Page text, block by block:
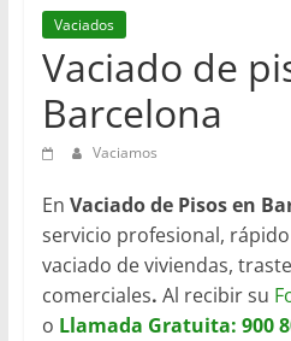
Vaciados
Vaciado de
Barcelona
Vaciamos
En Vaciado de Pisos en
servicio profesional,
vaciado de viviendas,
comerciales. Al recibir su
o Llamada Gratuita: 900